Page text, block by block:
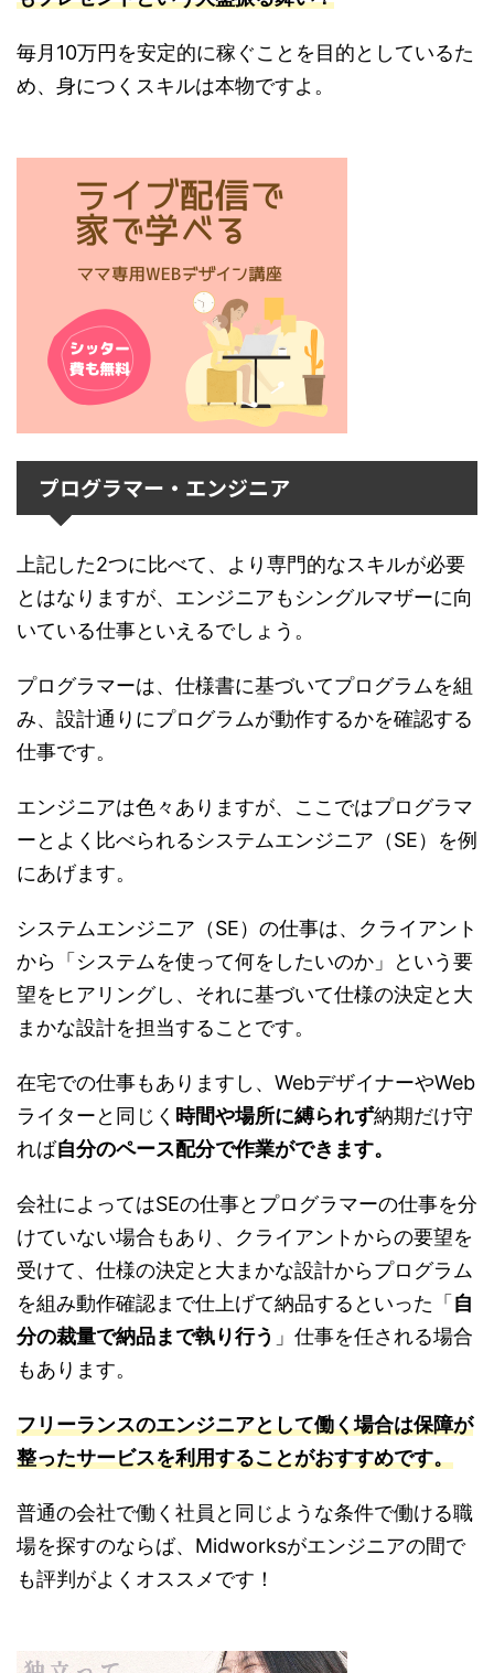
毎月10万円を安定的に稼ぐことを目的としているた
め、身につくスキルは本物ですよ。
プログラマー・エンジニア
上記した2つに比べて、より専門的なスキルが必要
とはなりますが、エンジニアもシングルマザーに向
いている仕事といえるでしょう。
プログラマーは、仕様書に基づいてプログラムを組
み、設計通りにプログラムが動作するかを確認する
仕事です。
エンジニアは色々ありますが、ここではプログラマ
ーとよく比べられるシステムエンジニア（SE）を例
にあげます。
システムエンジニア（SE）の仕事は、クライアント
から「システムを使って何をしたいのか」という要
望をヒアリングし、それに基づいて仕様の決定と大
まかな設計を担当することです。
在宅での仕事もありますし、WebデザイナーやWeb
ライターと同じく 時間や場所に縛られず納期だけ守
れば自分のペース配分で作業ができます。
会社によってはSEの仕事とプログラマーの仕事を分
けていない場合もあり、クライアントからの要望を
受けて、仕様の決定と大まかな設計からプログラム
を組み動作確認まで仕上げて納品するといった「 自
分の裁量で納品まで執り行う 」仕事を任される場合
もあります。
フリーランスのエンジニアとして働く場合は保障が
整ったサービスを利用することがおすすめです。
普通の会社で働く社員と同じような条件で働ける職
場を探すのならば、Midworksがエンジニアの間で
も評判がよくオススメです！